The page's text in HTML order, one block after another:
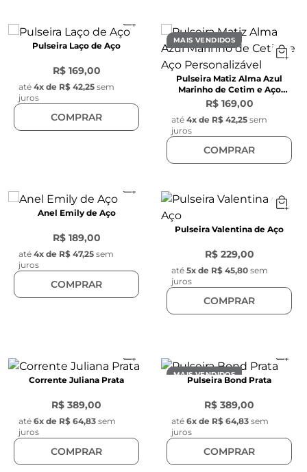
Pulseira Laço de Aço
R$ 169,00
até 4x de R$ 42,25 sem
juros
COMPRAR
MAIS VENDIDOS
Pulseira Matiz Alma Azul
Marinho de Cetim e Aço
Personalizável
R$ 169,00
até 4x de R$ 42,25 sem
juros
COMPRAR
Anel Emily de Aço
R$ 189,00
até 4x de R$ 47,25 sem
juros
COMPRAR
Pulseira Valentina de Aço
R$ 229,00
até 5x de R$ 45,80 sem
juros
COMPRAR
Corrente Juliana Prata
R$ 389,00
até 6x de R$ 64,83 sem
juros
COMPRAR
MAIS VENDIDOS
Pulseira Bond Prata
R$ 389,00
até 6x de R$ 64,83 sem
juros
COMPRAR